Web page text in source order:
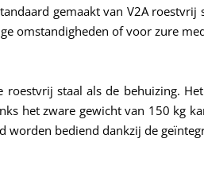
gemaakt van V2A roestvrij
omstandigheden of voor zure
roestvrij staal als de behuizing.
het zware gewicht van 150 kg
worden bediend dankzij de